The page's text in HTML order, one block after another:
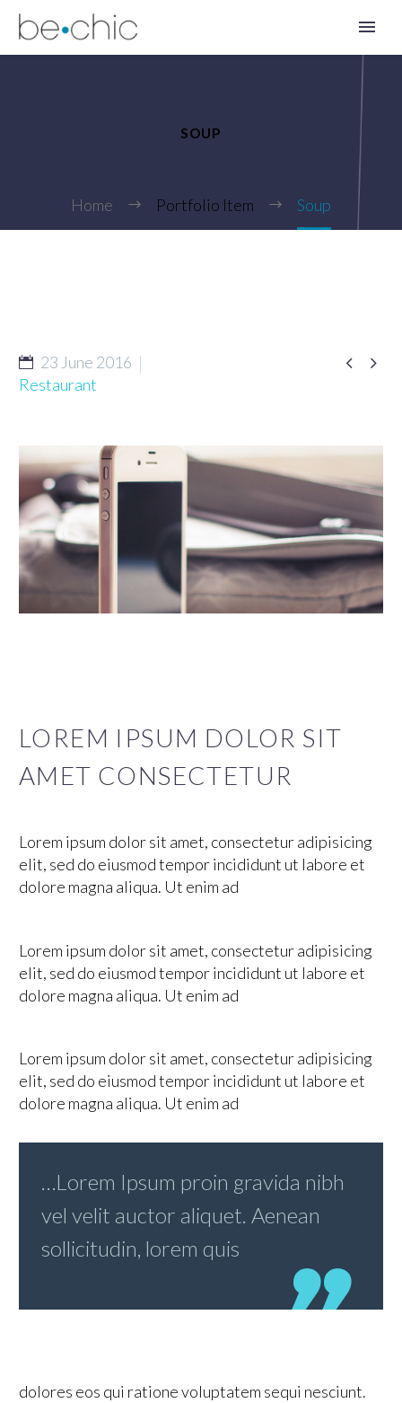
SOUP
Home Portfolio Item Soup
 
23 June 2016
Restaurant
LOREM IPSUM DOLOR SIT
AMET CONSECTETUR
Lorem ipsum dolor sit amet, consectetur adipisicing
elit, sed do eiusmod tempor incididunt ut labore et
dolore magna aliqua. Ut enim ad
Lorem ipsum dolor sit amet, consectetur adipisicing
elit, sed do eiusmod tempor incididunt ut labore et
dolore magna aliqua. Ut enim ad
Lorem ipsum dolor sit amet, consectetur adipisicing
elit, sed do eiusmod tempor incididunt ut labore et
dolore magna aliqua. Ut enim ad
…Lorem Ipsum proin gravida nibh
vel velit auctor aliquet. Aenean
sollicitudin, lorem quis
dolores eos qui ratione voluptatem sequi nesciunt.